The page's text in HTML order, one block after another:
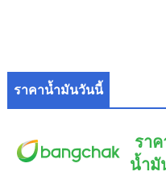
ราคาน้ำมันวันนี้